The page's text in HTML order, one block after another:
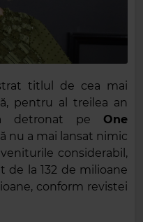
titlul de cea mai
pentru al treilea an
detronat pe One
nu a mai lansat nimic
considerabil,
de la 132 de milioane
conform revistei